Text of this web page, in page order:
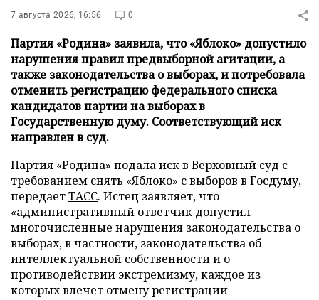
7 августа 2026, 16:56 0
Партия «Родина» заявила, что «Яблоко» допустило
нарушения правил предвыборной агитации, а
также законодательства о выборах, и потребовала
отменить регистрацию федерального списка
кандидатов партии на выборах в
Государственную думу. Соответствующий иск
направлен в суд.
Партия «Родина» подала иск в Верховный суд с
требованием снять «Яблоко» с выборов в Госдуму,
передаетТАСС. Истец заявляет, что
«административный ответчик допустил
многочисленные нарушения законодательства о
выборах, в частности, законодательства об
интеллектуальной собственности и о
противодействии экстремизму, каждое из
которых влечет отмену регистрации